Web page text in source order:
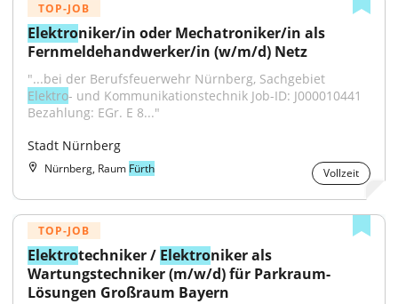
TOP-JOB
Elektroniker/in oder Mechatroniker/in als
Fernmeldehandwerker/in (w/m/d) Netz
Elektro- und Kommunikationstechnik Job-ID: J000010441
Bezahlung: EGr. E 8..."
Stadt Nürnberg
Nürnberg, Raum Fürth Vollzeit
TOP-JOB
Elektrotechniker / Elektroniker als
Wartungstechniker (m/w/d) für Parkraum-
Lösungen Großraum Bayern